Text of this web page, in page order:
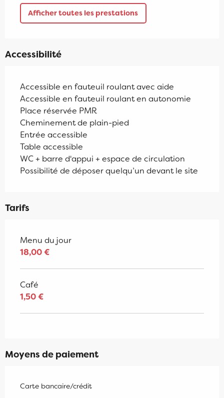
Afficher toutes les prestations
Accessibilité
Accessible en fauteuil roulant avec aide
Accessible en fauteuil roulant en autonomie
Place réservée PMR
Cheminement de plain-pied
Entrée accessible
Table accessible
WC + barre d'appui + espace de circulation
Possibilité de déposer quelqu’un devant le site
Tarifs
Tarifs 2026
Menu du jour
18,00 €
Café
1,50 €
Moyens de paiement
Carte bancaire/crédit